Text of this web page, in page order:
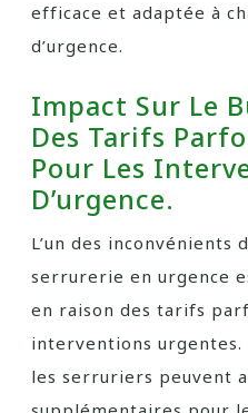
efficace et adaptée à
d’urgence.
Impact Sur Le
Des Tarifs
Pour Les
D’urgence.
L’un des inconvénients
serrurerie en urgence
en raison des tarifs
interventions urgentes.
les serruriers peuvent